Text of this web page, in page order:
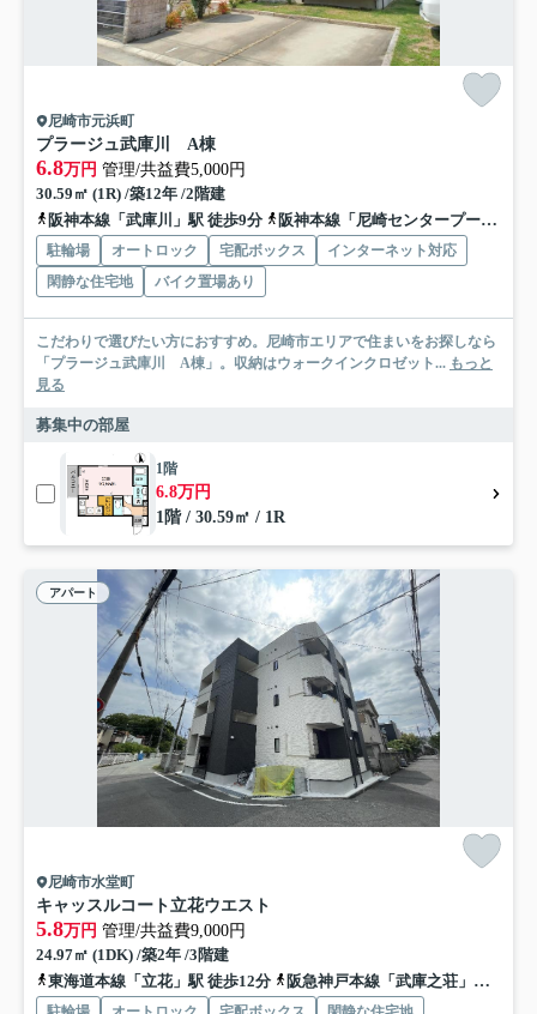
尼崎市元浜町
プラージュ武庫川 A棟
6.8万円 管理/共益費5,000円
30.59㎡ (1R) /築12年 /2階建
阪神本線「武庫川」駅 徒歩9分
阪神本線「尼崎センタープール前」駅 徒歩14分
駐輪場 オートロック 宅配ボックス
インターネット対応
閑静な住宅地
バイク置場あり
こだわりで選びたい方におすすめ。尼崎市エリアで住まいをお探しなら
「プラージュ武庫川 A棟」。収納はウォークインクロゼット... もっと
見る
募集中の部屋
1階
6.8万円
1階 / 30.59㎡ / 1R
アパート
尼崎市水堂町
キャッスルコート立花ウエスト
5.8万円 管理/共益費9,000円
24.97㎡ (1DK) /築2年 /3階建
東海道本線「立花」駅 徒歩12分
阪急神戸本線「武庫之荘」駅 徒歩17分